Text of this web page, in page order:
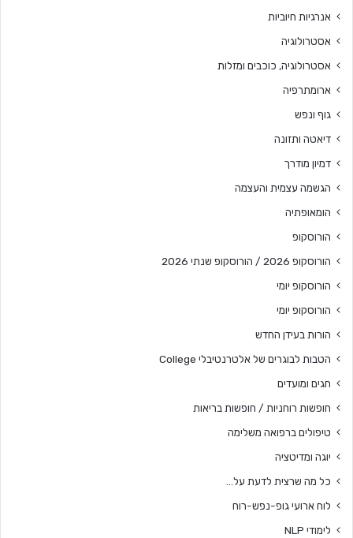
אנרגיות חיוביות
אסטרולוגיה
אסטרולוגיה, כוכבים ומזלות
ארומתרפיה
גוף ונפש
דיאטה ותזונה
דמיון מודרך
הגשמה עצמית והעצמה
הומאופתיה
הורוסקופ
הורוסקופ 2026 / הורוסקופ שנתי 2026
הורוסקופ יומי
הורוסקופ יומי
הורות בעידן החדש
הטבות לבוגרים של אלטרנטיבלי College
חגים ומועדים
חופשות רוחניות / חופשות בריאות
טיפולים ברפואה משלימה
יוגה ומדיטציה
כל מה שרצית לדעת על…
לוח ארועי גופ-נפש-רוח
לימודי NLP